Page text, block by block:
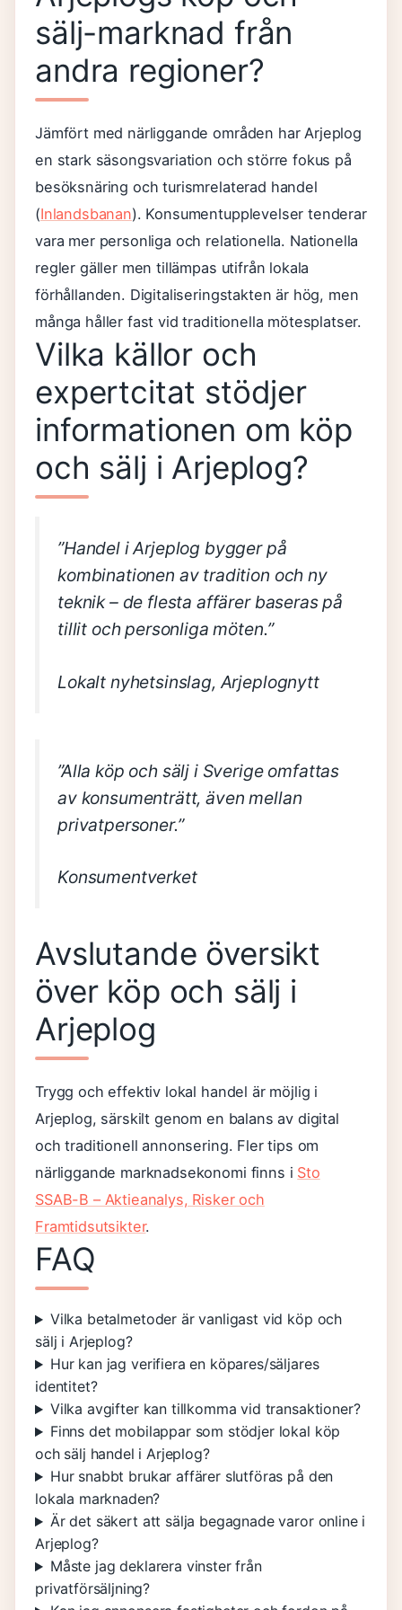
sälj-marknad från
andra regioner?
Jämfört med närliggande områden har Arjeplog
en stark säsongsvariation och större fokus på
besöksnäring och turismrelaterad handel
(Inlandsbanan). Konsumentupplevelser tenderar
vara mer personliga och relationella. Nationella
regler gäller men tillämpas utifrån lokala
förhållanden. Digitaliseringstakten är hög, men
många håller fast vid traditionella mötesplatser.
Vilka källor och
expertcitat stödjer
informationen om köp
och sälj i Arjeplog?
”Handel i Arjeplog bygger på
kombinationen av tradition och ny
teknik – de flesta affärer baseras på
tillit och personliga möten.”
Lokalt nyhetsinslag, Arjeplognytt
”Alla köp och sälj i Sverige omfattas
av konsumenträtt, även mellan
privatpersoner.”
Konsumentverket
Avslutande översikt
över köp och sälj i
Arjeplog
Trygg och effektiv lokal handel är möjlig i
Arjeplog, särskilt genom en balans av digital
och traditionell annonsering. Fler tips om
närliggande marknadsekonomi finns i Sto
SSAB-B – Aktieanalys, Risker och
Framtidsutsikter.
FAQ
Vilka betalmetoder är vanligast vid köp och
sälj i Arjeplog?
Hur kan jag verifiera en köpares/säljares
identitet?
Vilka avgifter kan tillkomma vid transaktioner?
Finns det mobilappar som stödjer lokal köp
och sälj handel i Arjeplog?
Hur snabbt brukar affärer slutföras på den
lokala marknaden?
Är det säkert att sälja begagnade varor online i
Arjeplog?
Måste jag deklarera vinster från
privatförsäljning?